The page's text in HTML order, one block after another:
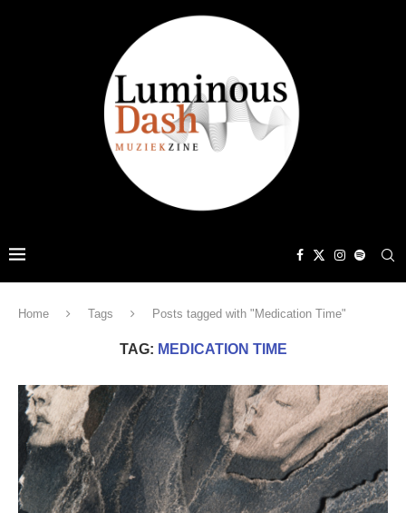
Home Tags Posts tagged with "Medication Time"
TAG: MEDICATION TIME